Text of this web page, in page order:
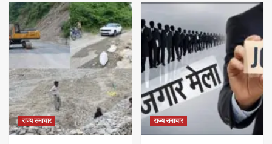
राज्य समाचार राज्य समाचार